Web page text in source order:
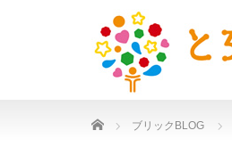
Home ブリックBLOG